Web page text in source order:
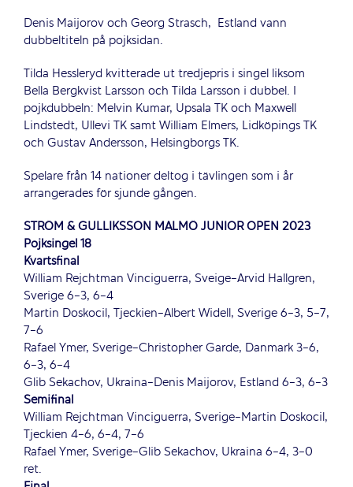
Denis Maijorov och Georg Strasch, Estland vann
dubbeltiteln på pojksidan.
Tilda Hessleryd kvitterade ut tredjepris i singel liksom
Bella Bergkvist Larsson och Tilda Larsson i dubbel. I
pojkdubbeln: Melvin Kumar, Upsala TK och Maxwell
Lindstedt, Ullevi TK samt William Elmers, Lidköpings TK
och Gustav Andersson, Helsingborgs TK.
Spelare från 14 nationer deltog i tävlingen som i år
arrangerades för sjunde gången.
STRÖM & GULLIKSSON MALMÖ JUNIOR OPEN 2023
Pojksingel 18
Kvartsfinal
William Rejchtman Vinciguerra, Sveige-Arvid Hallgren,
Sverige 6-3, 6-4
Martin Doskocil, Tjeckien-Albert Widell, Sverige 6-3, 5-7,
7-6
Rafael Ymer, Sverige-Christopher Garde, Danmark 3-6,
6-3, 6-4
Glib Sekachov, Ukraina-Denis Maijorov, Estland 6-3, 6-3
Semifinal
William Rejchtman Vinciguerra, Sverige-Martin Doskocil,
Tjeckien 4-6, 6-4, 7-6
Rafael Ymer, Sverige-Glib Sekachov, Ukraina 6-4, 3-0
ret.